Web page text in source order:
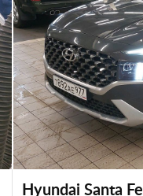
Hyundai Santa Fe